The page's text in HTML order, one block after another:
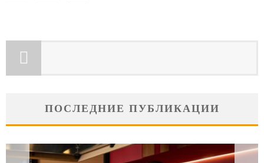
ПОСЛЕДНИЕ ПУБЛИКАЦИИ